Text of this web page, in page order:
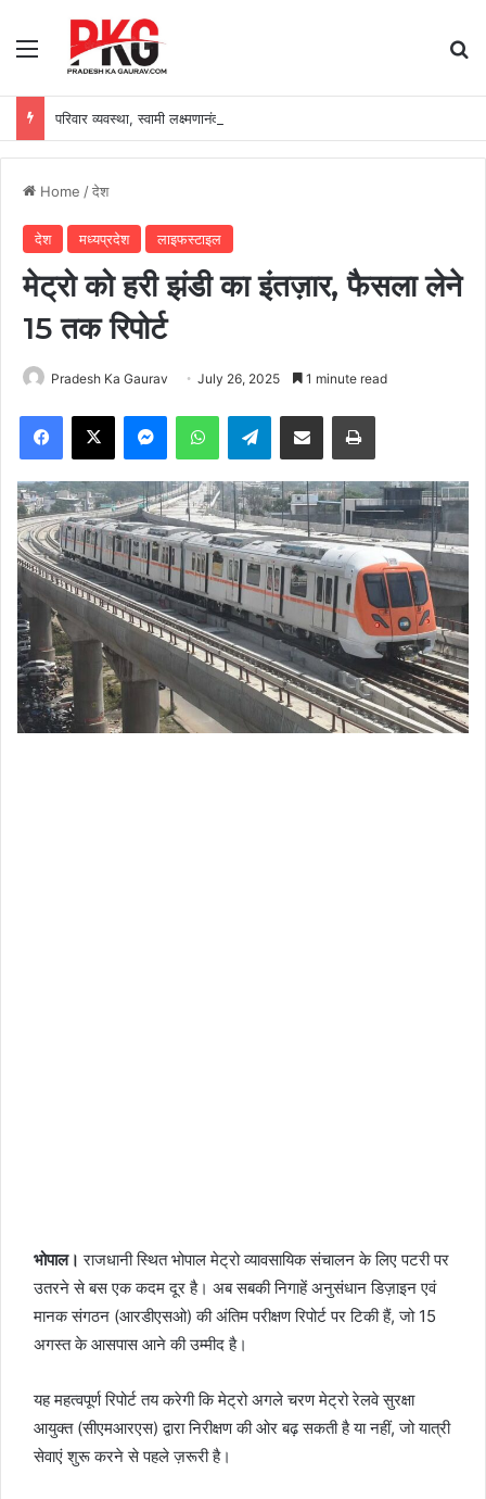
Menu
Home /देश
देश मध्यप्रदेश लाइफस्टाइल
मेट्रो को हरी झंडी का इंतज़ार, फैसला लेने
15 तक रिपोर्ट
Pradesh Ka Gaurav July 26, 2025 1 minute read
Facebook
X MessengerWhatsAppTelegramShare via Email Print
भोपाल। राजधानी स्थित भोपाल मेट्रो व्यावसायिक संचालन के लिए पटरी पर
उतरने से बस एक कदम दूर है। अब सबकी निगाहें अनुसंधान डिज़ाइन एवं
मानक संगठन (आरडीएसओ) की अंतिम परीक्षण रिपोर्ट पर टिकी हैं, जो 15
अगस्त के आसपास आने की उम्मीद है।
यह महत्वपूर्ण रिपोर्ट तय करेगी कि मेट्रो अगले चरण मेट्रो रेलवे सुरक्षा
आयुक्त (सीएमआरएस) द्वारा निरीक्षण की ओर बढ़ सकती है या नहीं, जो यात्री
सेवाएं शुरू करने से पहले ज़रूरी है।